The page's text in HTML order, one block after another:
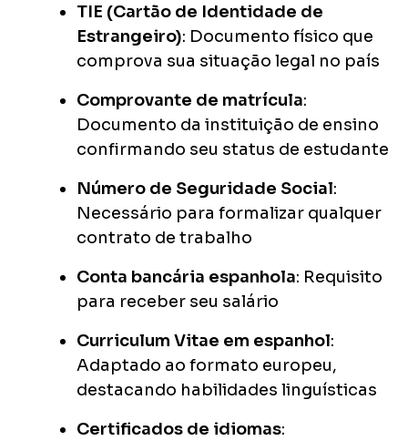
TIE (Cartão de Identidade de
Estrangeiro): Documento físico que
comprova sua situação legal no país
Comprovante de matrícula:
Documento da instituição de ensino
confirmando seu status de estudante
Número de Seguridade Social:
Necessário para formalizar qualquer
contrato de trabalho
Conta bancária espanhola: Requisito
para receber seu salário
Curriculum Vitae em espanhol:
Adaptado ao formato europeu,
destacando habilidades linguísticas
Certificados de idiomas: